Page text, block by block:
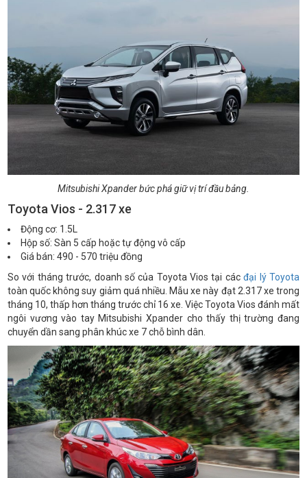
Mitsubishi Xpander bức phá giữ vị trí đầu bảng.
Toyota Vios - 2.317 xe
Động cơ: 1.5L
Hộp số: Sàn 5 cấp hoặc tự động vô cấp
Giá bán: 490 - 570 triệu đồng
So với tháng trước, doanh số của Toyota Vios tại cácđại lý Toyota
toàn quốc không suy giảm quá nhiều. Mẫu xe này đạt 2.317 xe trong
tháng 10, thấp hơn tháng trước chỉ 16 xe. Việc Toyota Vios đánh mất
ngôi vương vào tay Mitsubishi Xpander cho thấy thị trường đang
chuyển dần sang phân khúc xe 7 chỗ bình dân.